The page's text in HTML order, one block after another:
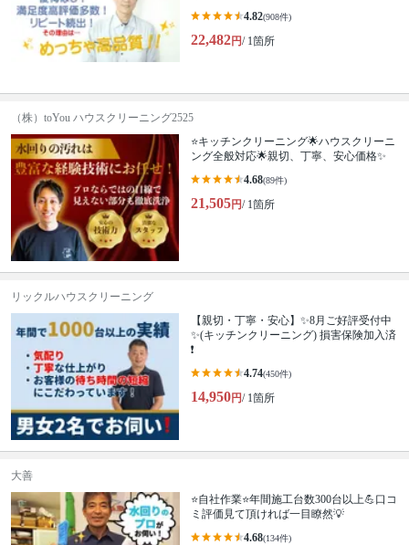
4.82(908件)
22,482円/ 1箇所
（株）toYou ハウスクリーニング2525
⭐️キッチンクリーニング🌟ハウスクリーニ
ング全般対応🌟親切、丁寧、安心価格✨
4.68(89件)
21,505円/ 1箇所
リックルハウスクリーニング
【親切・丁寧・安心】✨️8月ご好評受付中
✨️(キッチンクリーニング) 損害保険加入済
❗️
4.74(450件)
14,950円/ 1箇所
大善
⭐自社作業⭐年間施工台数300台以上💪口コ
ミ評価見て頂ければ一目瞭然💡
4.68(134件)